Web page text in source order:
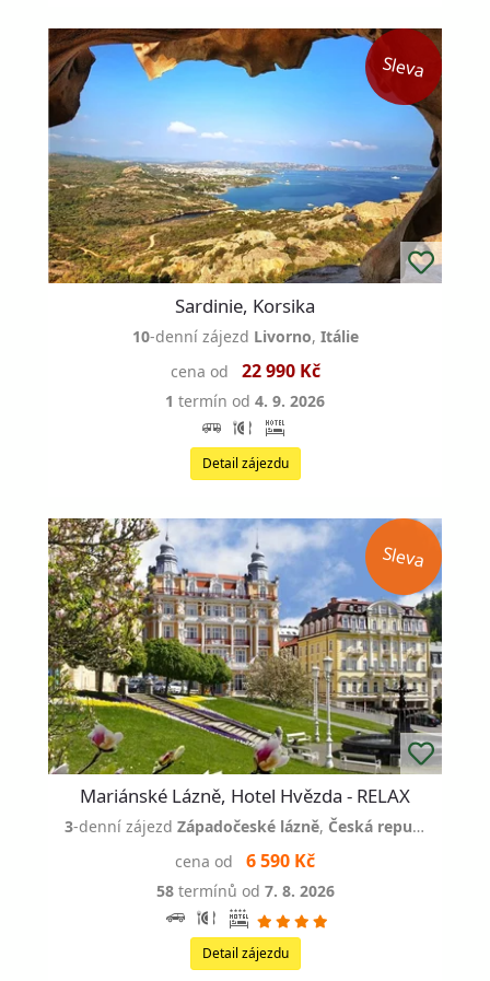
Sardinie, Korsika
10-denní zájezd Livorno, Itálie
cena od
22 990 Kč
1 termín od 4. 9. 2026
Detail zájezdu
Mariánské Lázně, Hotel Hvězda - RELAX
3-denní zájezd Západočeské lázně, Česká republika
cena od
6 590 Kč
58termínů od 7. 8. 2026
Detail zájezdu